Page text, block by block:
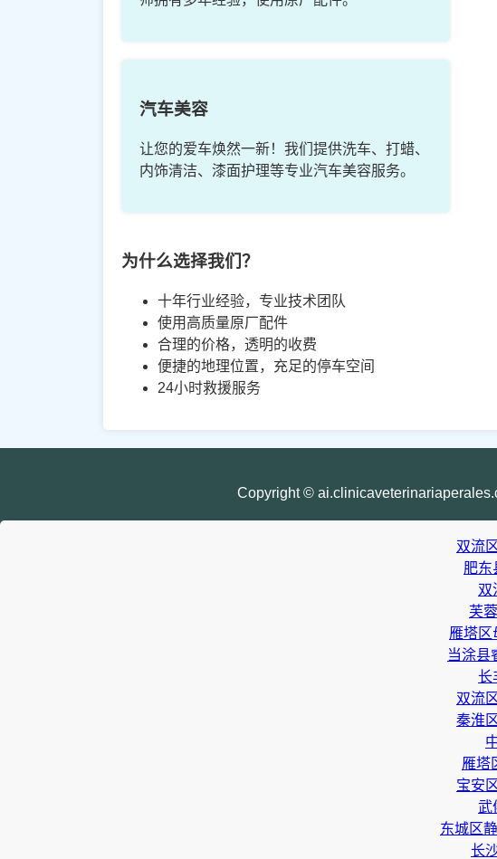
汽车美容
让您的爱车焕然一新！我们提供洗车、打蜡、
内饰清洁、漆面护理等专业汽车美容服务。
为什么选择我们？
十年行业经验，专业技术团队
使用高质量原厂配件
合理的价格，透明的收费
便捷的地理位置，充足的停车空间
24小时救援服务
Copyright ©
双流
肥东
双
芙
雁塔区
当涂县
长
双流
秦淮
雁塔
宝安
武
东城区
长